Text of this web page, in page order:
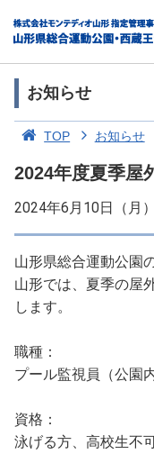
お知らせ
TOP お知らせ
2024年度夏季屋
2024年6月10日（月）
山形県総合運動公園
山形では、夏季の屋
します。
職種：
プール監視員（公園
資格：
泳げる方、高校生不